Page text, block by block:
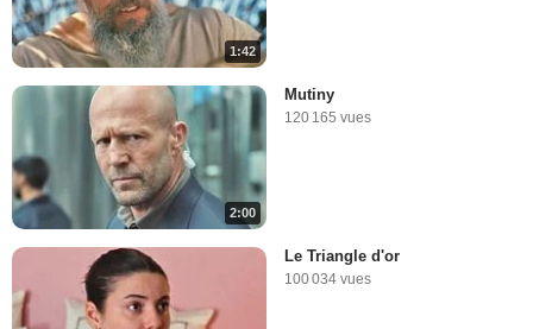
1:42
2:00
Mutiny
120 165 vues
Le Triangle d'or
100 034 vues